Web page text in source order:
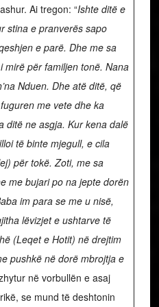
Ai tregon: “Ishte ditë e
stina e pranverës sapo
e parë. Dhe me sa
mirë për familjen tonë. Nana
Nduen. Dhe atë ditë, që
me vete dhe ka
ditë ne asgja. Kur kena dalë
të binte mjegull, e cila
për tokë. Zoti, me sa
me bujari po na jepte dorën
im para se me u nisë,
lëvizjet e ushtarve të
(Leqet e Hotit) në drejtim
pushkë në dorë mbrojtja e
në vorbullën e asaj
se mund të deshtonin